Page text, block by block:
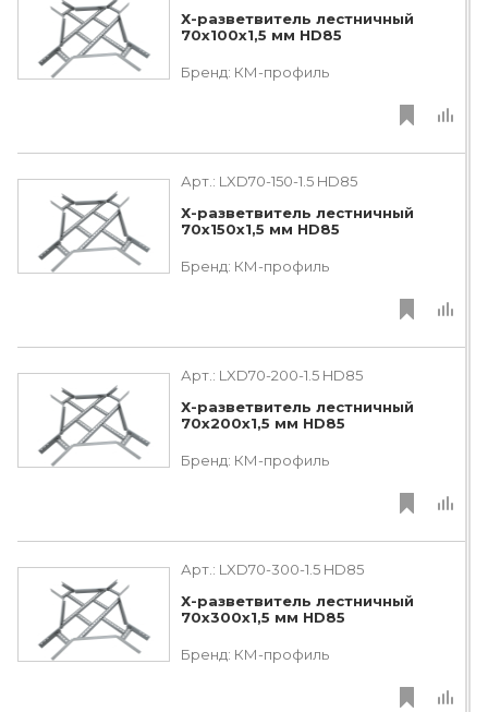
Х-разветвитель лестничный
70х100х1,5 мм HD85
Бренд: КМ-профиль
Арт.: LXD70-150-1.5 HD85
Х-разветвитель лестничный
70х150х1,5 мм HD85
Бренд: КМ-профиль
Арт.: LXD70-200-1.5 HD85
Х-разветвитель лестничный
70х200х1,5 мм HD85
Бренд: КМ-профиль
Арт.: LXD70-300-1.5 HD85
Х-разветвитель лестничный
70х300х1,5 мм HD85
Бренд: КМ-профиль